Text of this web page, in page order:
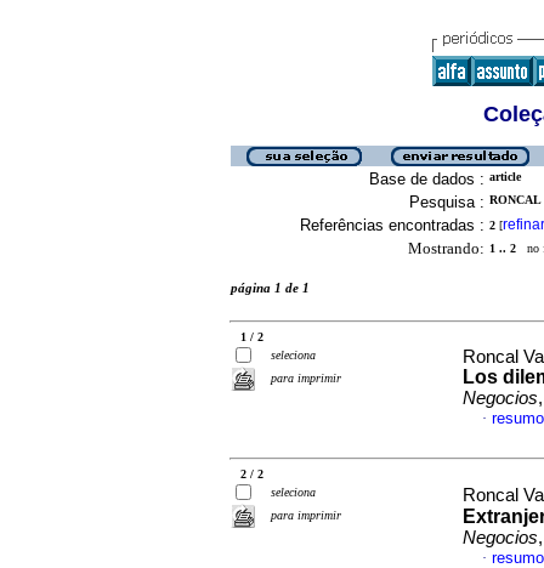
Base de dados : article
Pesquisa :
Referências encontradas : 2 [refinar
Mostrando: 1 .. 2 no
página 1 de 1
1 / 2
seleciona
para imprimir
Roncal
Los
Negocios
·
2 / 2
seleciona
para imprimir
Roncal
Negocios
·